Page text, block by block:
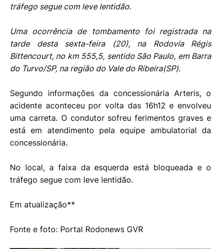
tráfego segue com leve lentidão.
Uma ocorrência de tombamento foi registrada na
tarde desta sexta-feira (20), na Rodovia Régis
Bittencourt, no km 555,5, sentido São Paulo, em Barra
do Turvo/SP, na região do Vale do Ribeira(SP).
Segundo informações da concessionária Arteris, o
acidente aconteceu por volta das 16h12 e envolveu
uma carreta. O condutor sofreu ferimentos graves e
está em atendimento pela equipe ambulatorial da
concessionária.
No local, a faixa da esquerda está bloqueada e o
tráfego segue com leve lentidão.
Em atualização**
Fonte e foto: Portal Rodonews GVR